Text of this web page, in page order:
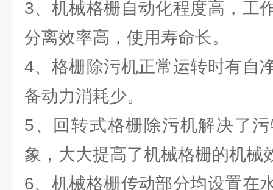
3、机械格栅自动化程度高，工
分离效率高，使用寿命长。
4、格栅除污机正常运转时有自
备动力消耗少。
5、回转式格栅除污机解决了
象，大大提高了机械格栅的机械
6、机械格栅传动部分均设置在